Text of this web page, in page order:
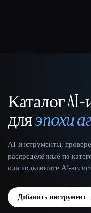
That AI
Каталог
дляэпохи
AI-инструменты,
распределённые по
или подключите AI-
Добавить инструмент→